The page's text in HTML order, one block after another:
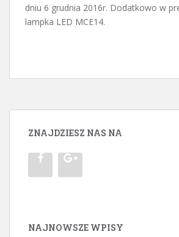
dniu 6 grudnia 2016r. Dodatkowo w
lampka LED MCE14.
ZNAJDZIESZ NAS NA
NAJNOWSZE WPISY